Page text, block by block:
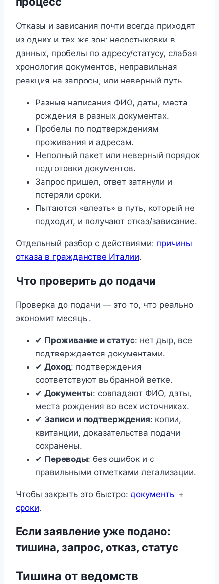
Отказы и зависания почти всегда приходят
из одних и тех же зон: несостыковки в
данных, пробелы по адресу/статусу, слабая
хронология документов, неправильная
реакция на запросы, или неверный путь.
Разные написания ФИО, даты, места
рождения в разных документах.
Пробелы по подтверждениям
проживания и адресам.
Неполный пакет или неверный порядок
подготовки документов.
Запрос пришел, ответ затянули и
потеряли сроки.
Пытаются «влезть» в путь, который не
подходит, и получают отказ/зависание.
Отдельный разбор с действиями: причины
отказа в гражданстве Италии.
Что проверить до подачи
Проверка до подачи — это то, что реально
экономит месяцы.
✔ Проживание и статус: нет дыр, все
подтверждается документами.
✔ Доход: подтверждения
соответствуют выбранной ветке.
✔ Документы: совпадают ФИО, даты,
места рождения во всех источниках.
✔ Записи и подтверждения: копии,
квитанции, доказательства подачи
сохранены.
✔ Переводы: без ошибок и с
правильными отметками легализации.
Чтобы закрыть это быстро: документы +
сроки.
Если заявление уже подано:
тишина, запрос, отказ, статус
Тишина от ведомств